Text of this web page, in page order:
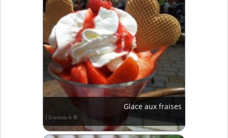
Glace aux fraises